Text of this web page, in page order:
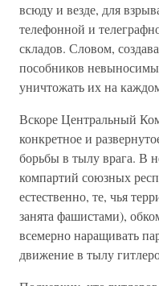
всюду и везде, для
телефонной и
складов. Словом,
пособников
уничтожать их на
Вскоре Центральный
конкретное и
борьбы в тылу врага. В
компартий союзных
естественно, те, чья
занята фашистами),
всемерно наращивать
движение в тылу